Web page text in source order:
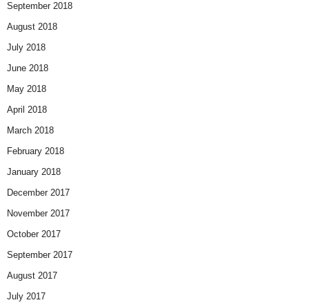
September 2018
August 2018
July 2018
June 2018
May 2018
April 2018
March 2018
February 2018
January 2018
December 2017
November 2017
October 2017
September 2017
August 2017
July 2017